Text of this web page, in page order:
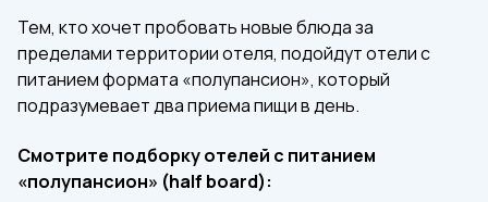
Тем, кто хочет пробовать новые блюда за
пределами территории отеля, подойдут отели с
питанием формата «полупансион», который
подразумевает два приема пищи в день.
Смотрите подборку отелей с питанием
«полупансион» (half board):